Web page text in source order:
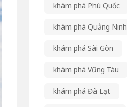
khám phá Phú Quốc
khám phá Quảng Ninh
khám phá Sài Gòn
khám phá Vũng Tàu
khám phá Đà Lạt